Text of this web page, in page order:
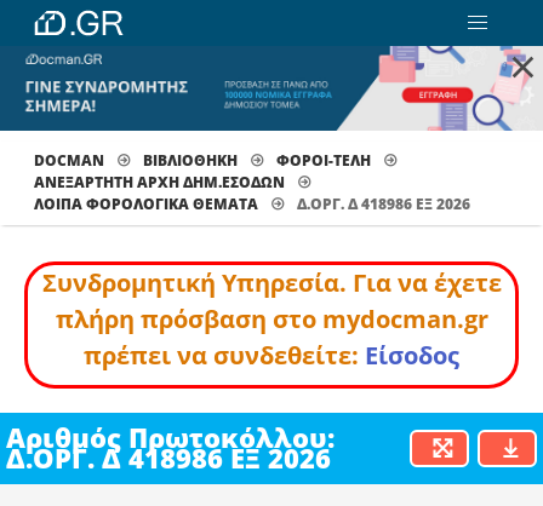
×
DOCMAN ΒΙΒΛΙΟΘΗΚΗ
ΦΟΡΟΙ-ΤΕΛΗ
ΑΝΕΞΑΡΤΗΤΗ ΑΡΧΗ ΔΗΜ.ΕΣΟΔΩΝ
ΛΟΙΠΆ ΦΟΡΟΛΟΓΙΚΆ ΘΈΜΑΤΑ
Δ.ΟΡΓ. Δ 418986 ΕΞ 2026
Συνδρομητική Υπηρεσία. Για να έχετε
πλήρη πρόσβαση στο mydocman.gr
πρέπει να συνδεθείτε: Είσοδος
Αριθμός Πρωτοκόλλου:
Δ.ΟΡΓ. Δ 418986 ΕΞ 2026